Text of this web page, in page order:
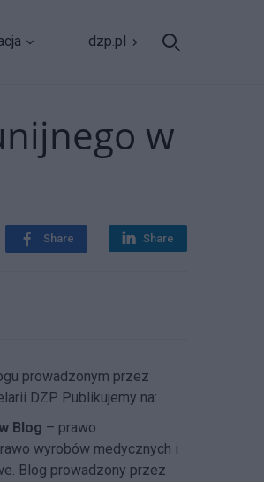
dzp.pl
w
Share Share
prowadzonym przez
DZP. Publikujemy na:
Blog – prawo
wyrobów medycznych i
Blog prowadzony przez